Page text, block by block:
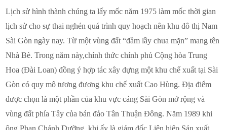
Lịch sử hình thành chúng ta lấy mốc năm 1975 làm mốc thời gian
lịch sử cho sự thai nghén quá trình quy hoạch nên khu đô thị Nam
Sài Gòn ngày nay. Từ một vùng đất “đầm lầy chua mặn” mang tên
Nhà Bè. Trong năm này,chính thức chính phủ Cộng hòa Trung
Hoa (Đài Loan) đồng ý hợp tác xây dựng một khu chế xuất tại Sài
Gòn có quy mô tương đương khu chế xuất Cao Hùng. Địa điểm
được chọn là một phần của khu vực cảng Sài Gòn mở rộng và
vùng đất phía Tây của bán đảo Tân Thuận Đông. Năm 1989 khi